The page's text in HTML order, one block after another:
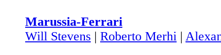
Marussia-Ferrari
Will Stevens | Roberto Merhi |